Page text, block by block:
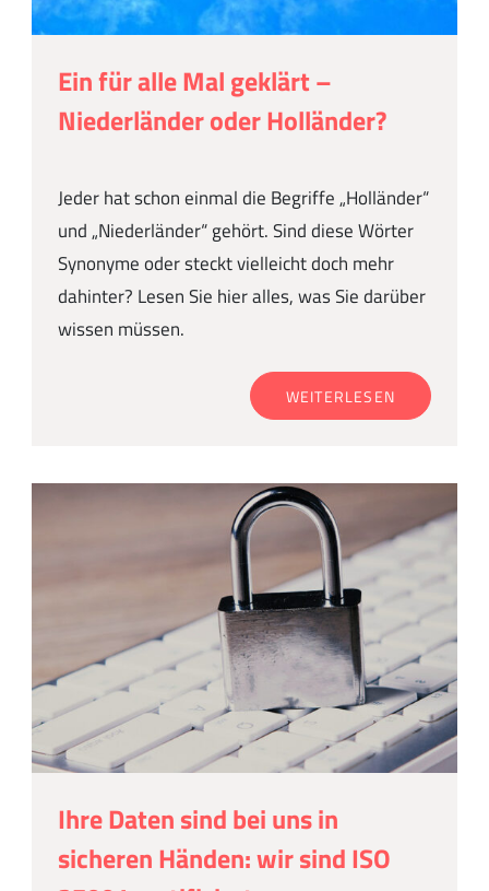
Ein für alle Mal geklärt –
Niederländer oder Holländer?
Jeder hat schon einmal die Begriffe „Holländer“
und „Niederländer“ gehört. Sind diese Wörter
Synonyme oder steckt vielleicht doch mehr
dahinter? Lesen Sie hier alles, was Sie darüber
wissen müssen.
WEITERLESEN
Ihre Daten sind bei uns in
sicheren Händen: wir sind ISO